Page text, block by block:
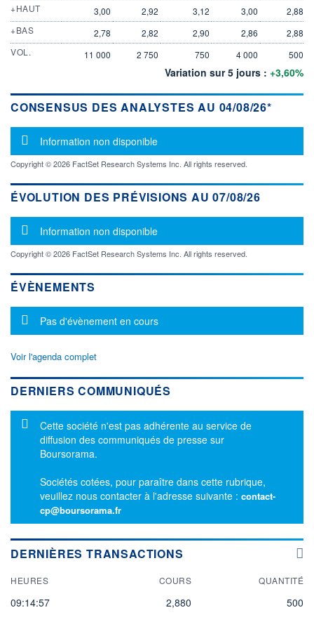
+HAUT
3,00 2,92 3,12 3,00
2,88
+BAS
2,78 2,82 2,90 2,86
2,88
VOL.
11 000 2 750 750 4 000 500
Variation sur 5 jours : +3,60%
CONSENSUS DES ANALYSTES AU 04/08/26*
Message d'information
Information non disponible
Copyright © 2026 FactSet Research Systems Inc. All rights reserved.
ÉVOLUTION DES PRÉVISIONS AU 07/08/26
Message d'information
Information non disponible
Copyright © 2026 FactSet Research Systems Inc. All rights reserved.
ÉVÈNEMENTS
Message d'information
Pas d'évènement en cours
Voir l'agenda complet
DERNIERS COMMUNIQUÉS
Message d'information
Cette société n'est pas adhérente au service de
diffusion des communiqués de presse sur
Boursorama.
Sociétés cotées, pour paraître dans cette rubrique,
veuillez nous contacter à l'adresse suivante : contact-
cp@boursorama.fr
DERNIÈRES TRANSACTIONS
HEURES COURS QUANTITÉ
09:14:57 2,880 500